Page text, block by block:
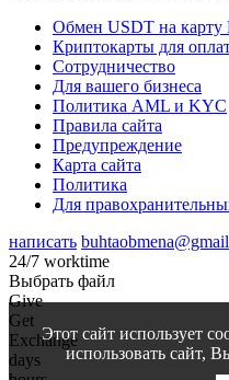
Обмен USDT на карту
Криптокарты для
Сотрудничество
Для вашего бизнеса
Политика AML и KYC
Правила сайта
Предупреждение
Карта сайта
Политика
Для
написать
24/7 worktime
Выбрать файл
Give
Get
Exchange
days
Этот сайт использует
использовать сайт,